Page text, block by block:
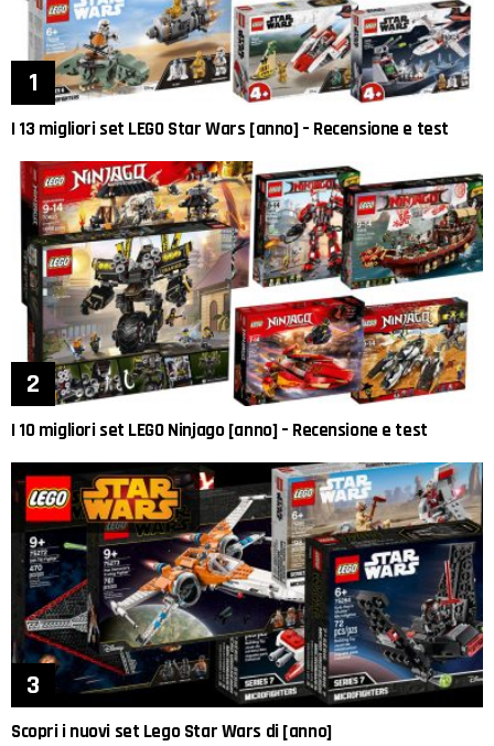
I 13 migliori set LEGO Star Wars [anno] – Recensione e test
I 10 migliori set LEGO Ninjago [anno] – Recensione e test
Scopri i nuovi set Lego Star Wars di [anno]